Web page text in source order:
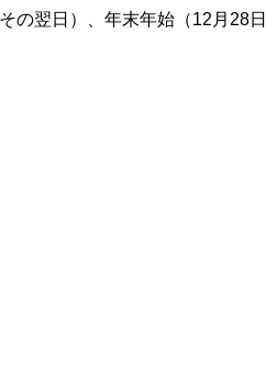
の翌日）、年末年始（12月28日